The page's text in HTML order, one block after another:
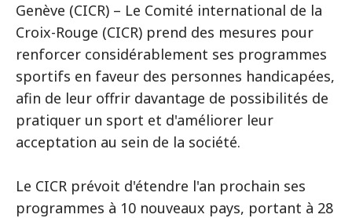
Genève (CICR) – Le Comité international de la
Croix-Rouge (CICR) prend des mesures pour
renforcer considérablement ses programmes
sportifs en faveur des personnes handicapées,
afin de leur offrir davantage de possibilités de
pratiquer un sport et d'améliorer leur
acceptation au sein de la société.
Le CICR prévoit d'étendre l'an prochain ses
programmes à 10 nouveaux pays, portant à 28